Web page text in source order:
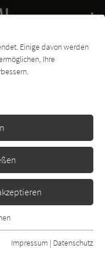
Charts
Einige davon werden
Ihre
Funktionen der
dass die Webseite
Impressum | Datenschutz